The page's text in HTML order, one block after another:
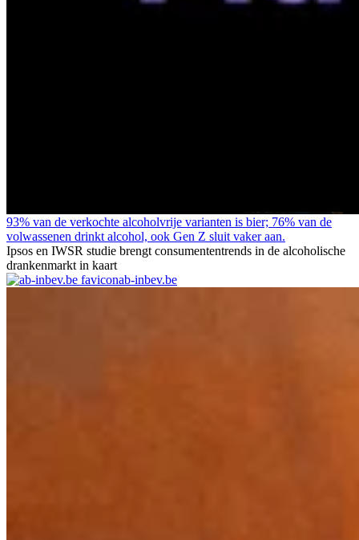
93% van de verkochte alcoholvrije varianten is bier; 76% van de
volwassenen drinkt alcohol, ook Gen Z sluit vaker aan.
Ipsos en IWSR studie brengt consumententrends in de alcoholische
drankenmarkt in kaart
ab-inbev.be